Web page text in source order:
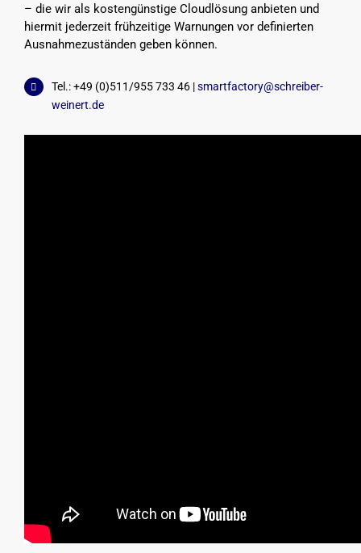
– die wir als kostengünstige Cloudlösung anbieten und
hiermit jederzeit frühzeitige Warnungen vor definierten
Ausnahmezuständen geben können.
Tel.: +49 (0)511/955 733 46 |smartfactory@schreiber-
weinert.de